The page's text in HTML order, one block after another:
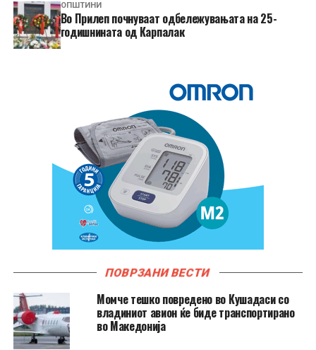
ОПШТИНИ
Во Прилеп почнуваат одбележувањата на 25-
годишнината од Карпалак
ПОВРЗАНИ ВЕСТИ
Момче тешко повредено во Кушадаси со
владиниот авион ќе биде транспортирано
во Македонија